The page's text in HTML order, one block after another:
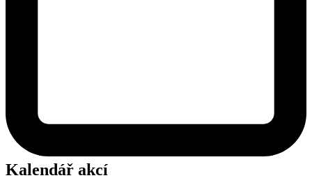
Kalendář akcí